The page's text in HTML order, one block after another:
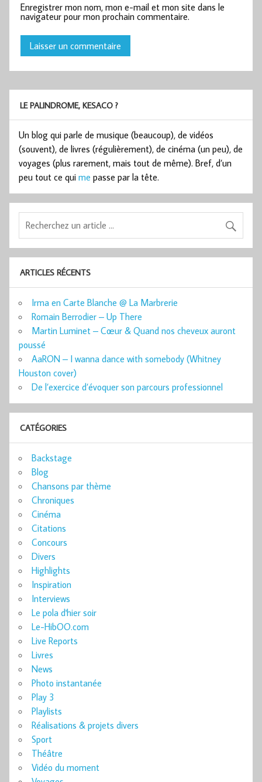
Enregistrer mon nom, mon e-mail et mon site dans le
navigateur pour mon prochain commentaire.
LE PALINDROME, KESACO ?
Un blog qui parle de musique (beaucoup), de vidéos
(souvent), de livres (régulièrement), de cinéma (un peu), de
voyages (plus rarement, mais tout de même). Bref, d’un
peu tout ce qui me passe par la tête.
ARTICLES RÉCENTS
Irma en Carte Blanche @ La Marbrerie
Romain Berrodier – Up There
Martin Luminet – Cœur & Quand nos cheveux auront
poussé
AaRON – I wanna dance with somebody (Whitney
Houston cover)
De l’exercice d’évoquer son parcours professionnel
CATÉGORIES
Backstage
Blog
Chansons par thème
Chroniques
Cinéma
Citations
Concours
Divers
Highlights
Inspiration
Interviews
Le pola d'hier soir
Le-HibOO.com
Live Reports
Livres
News
Photo instantanée
Play 3
Playlists
Réalisations & projets divers
Sport
Théâtre
Vidéo du moment